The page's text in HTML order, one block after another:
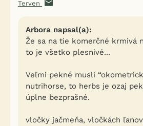
Terven
Arbora napsal(a):
Že sa na tie komerčné krmivá
to je všetko plesnivé...
Veľmi pekné musli
nutrihorse, to herbs je ozaj
úplne bezprašné.
vločky jačmeňa, vločkách